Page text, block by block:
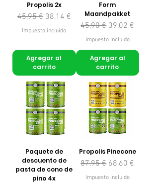
Propolis 2x
Precio
45,95 € Precio de oferta
38,14 €
Impuesto incluido
Agregar al
carrito
Form
Maandpakket
Precio
45,90 € Precio de oferta
39,02 €
Impuesto incluido
Agregar al
carrito
Paquete de
descuento de
pasta de cono de
pino 4x
Propolis Pinecone
Precio
87,95 € Precio de oferta
68,60 €
Impuesto incluido